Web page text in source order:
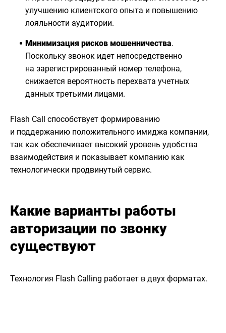
улучшению клиентского опыта и повышению
лояльности аудитории.
Минимизация рисков мошенничества.
Поскольку звонок идет непосредственно
на зарегистрированный номер телефона,
снижается вероятность перехвата учетных
данных третьими лицами.
Flash Call способствует формированию
и поддержанию положительного имиджа компании,
так как обеспечивает высокий уровень удобства
взаимодействия и показывает компанию как
технологически продвинутый сервис.
Какие варианты работы
авторизации по звонку
существуют
Технология Flash Calling работает в двух форматах.